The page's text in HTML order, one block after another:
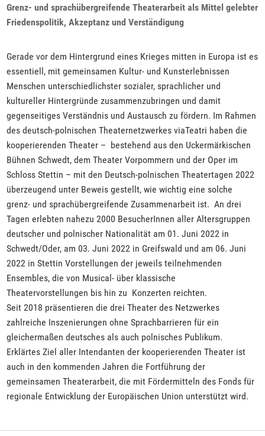
Grenz- und sprachübergreifende Theaterarbeit als Mittel gelebter
Friedenspolitik, Akzeptanz und Verständigung
Gerade vor dem Hintergrund eines Krieges mitten in Europa ist es
essentiell, mit gemeinsamen Kultur- und Kunsterlebnissen
Menschen unterschiedlichster sozialer, sprachlicher und
kultureller Hintergründe zusammenzubringen und damit
gegenseitiges Verständnis und Austausch zu fördern. Im Rahmen
des deutsch-polnischen Theaternetzwerkes viaTeatri haben die
kooperierenden Theater – bestehend aus den Uckermärkischen
Bühnen Schwedt, dem Theater Vorpommern und der Oper im
Schloss Stettin – mit den Deutsch-polnischen Theatertagen 2022
überzeugend unter Beweis gestellt, wie wichtig eine solche
grenz- und sprachübergreifende Zusammenarbeit ist. An drei
Tagen erlebten nahezu 2000 BesucherInnen aller Altersgruppen
deutscher und polnischer Nationalität am 01. Juni 2022 in
Schwedt/Oder, am 03. Juni 2022 in Greifswald und am 06. Juni
2022 in Stettin Vorstellungen der jeweils teilnehmenden
Ensembles, die von Musical- über klassische
Theatervorstellungen bis hin zu Konzerten reichten.
Seit 2018 präsentieren die drei Theater des Netzwerkes
zahlreiche Inszenierungen ohne Sprachbarrieren für ein
gleichermaßen deutsches als auch polnisches Publikum.
Erklärtes Ziel aller Intendanten der kooperierenden Theater ist
auch in den kommenden Jahren die Fortführung der
gemeinsamen Theaterarbeit, die mit Fördermitteln des Fonds für
regionale Entwicklung der Europäischen Union unterstützt wird.